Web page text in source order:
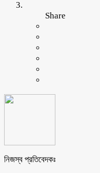
Share
নিজস্ব প্রতিবেদকঃ